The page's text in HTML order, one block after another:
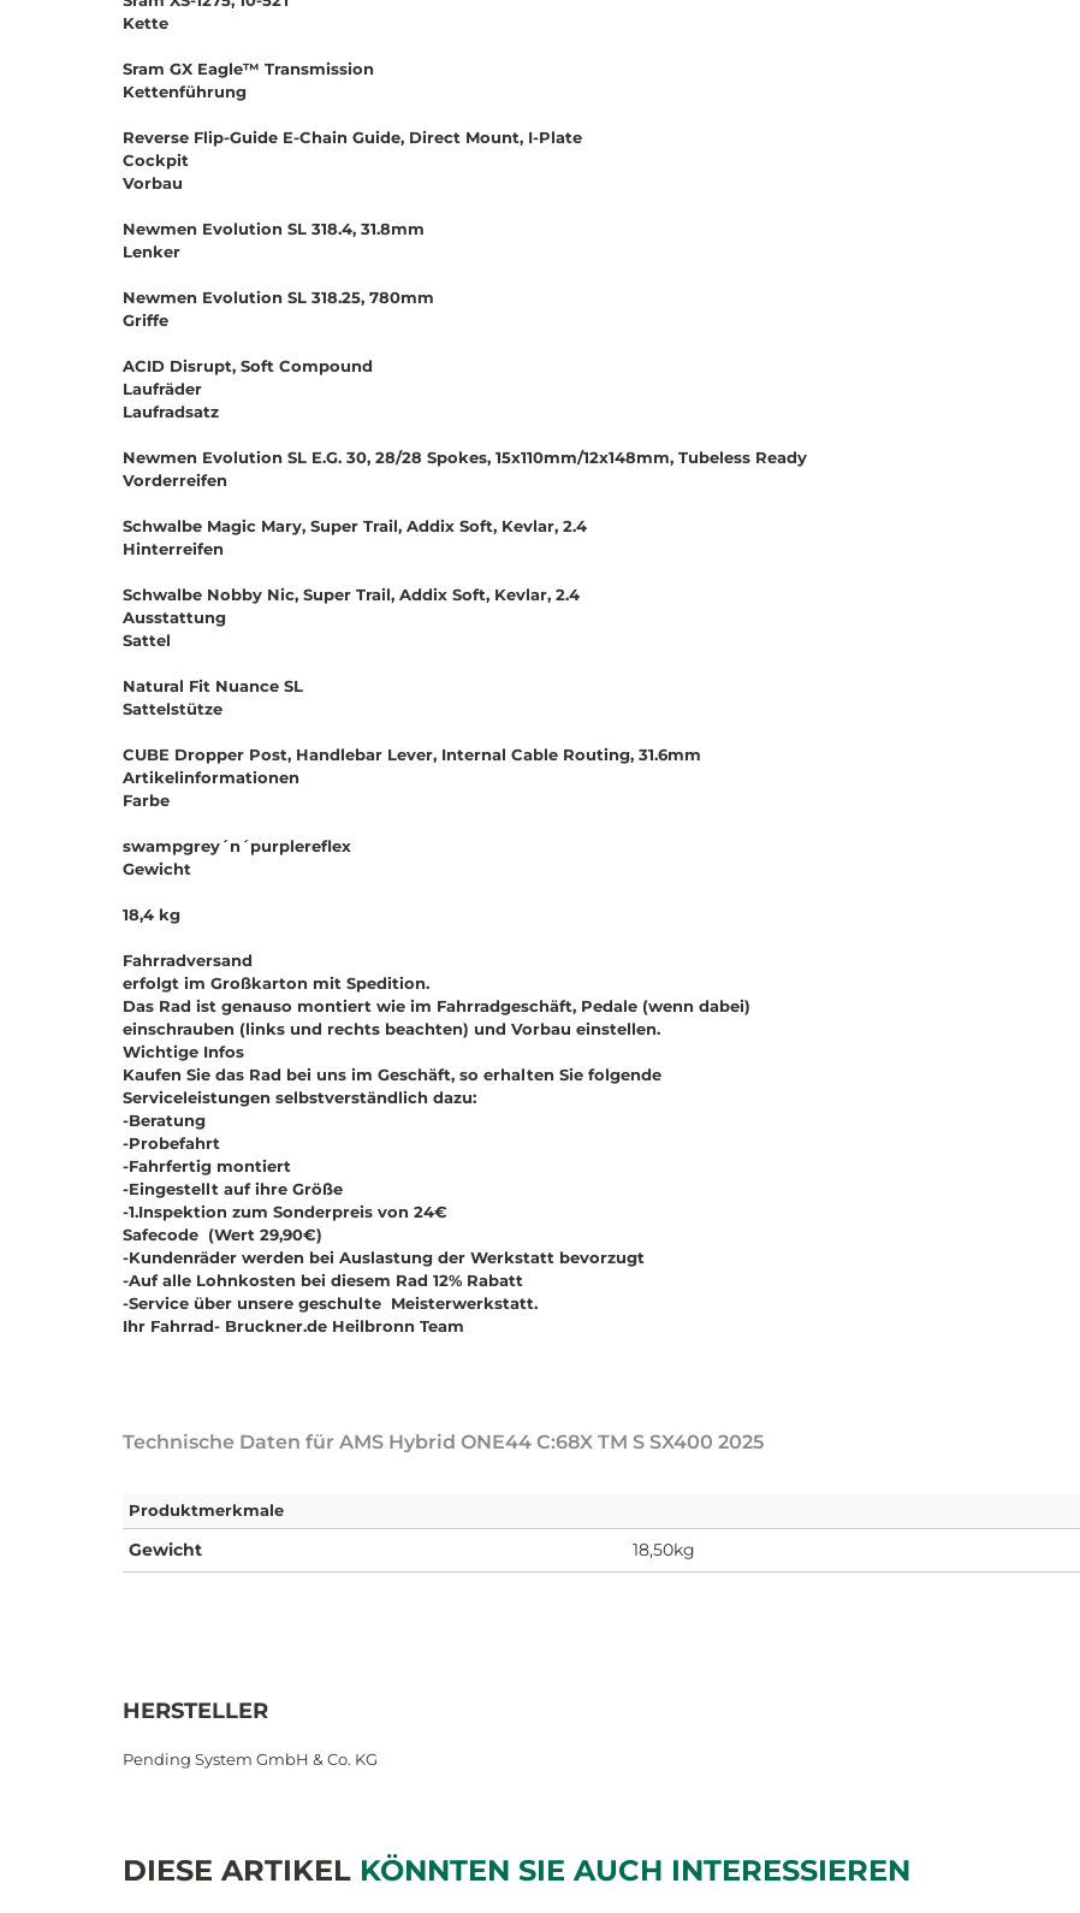
Kette
Sram GX Eagle™ Transmission
Kettenführung
Reverse Flip-Guide E-Chain Guide, Direct Mount, I-Plate
Cockpit
Vorbau
Newmen Evolution SL 318.4, 31.8mm
Lenker
Newmen Evolution SL 318.25, 780mm
Griffe
ACID Disrupt, Soft Compound
Laufräder
Laufradsatz
Newmen Evolution SL E.G. 30, 28/28 Spokes, 15x110mm/12x148mm, Tubeless Ready
Vorderreifen
Schwalbe Magic Mary, Super Trail, Addix Soft, Kevlar, 2.4
Hinterreifen
Schwalbe Nobby Nic, Super Trail, Addix Soft, Kevlar, 2.4
Ausstattung
Sattel
Natural Fit Nuance SL
Sattelstütze
CUBE Dropper Post, Handlebar Lever, Internal Cable Routing, 31.6mm
Artikelinformationen
Farbe
swampgrey´n´purplereflex
Gewicht
18,4 kg
Fahrradversand
erfolgt im Großkarton mit Spedition.
Das Rad ist genauso montiert wie im Fahrradgeschäft, Pedale (wenn dabei)
einschrauben (links und rechts beachten) und Vorbau einstellen.
Wichtige Infos
Kaufen Sie das Rad bei uns im Geschäft, so erhalten Sie folgende
Serviceleistungen selbstverständlich dazu:
-Beratung
-Probefahrt
-Fahrfertig montiert
-Eingestellt auf ihre Größe
-1.Inspektion zum Sonderpreis von 24€
Safecode (Wert 29,90€)
-Kundenräder werden bei Auslastung der Werkstatt bevorzugt
-Auf alle Lohnkosten bei diesem Rad 12% Rabatt
-Service über unsere geschulte Meisterwerkstatt.
Ihr Fahrrad- Bruckner.de Heilbronn Team
Technische Daten für AMS Hybrid ONE44 C:68X TM S SX400 2025
Produktmerkmale
Gewicht 18,50kg
HERSTELLER
Pending System GmbH & Co. KG
DIESE ARTIKEL KÖNNTEN SIE AUCH INTERESSIEREN